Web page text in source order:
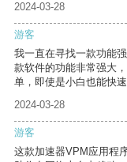
2024-03-28
游客
我一直在寻找一款功能
款软件的功能非常强大
单，即使是小白也能快速
2024-03-28
游客
这款加速器VPM应用程